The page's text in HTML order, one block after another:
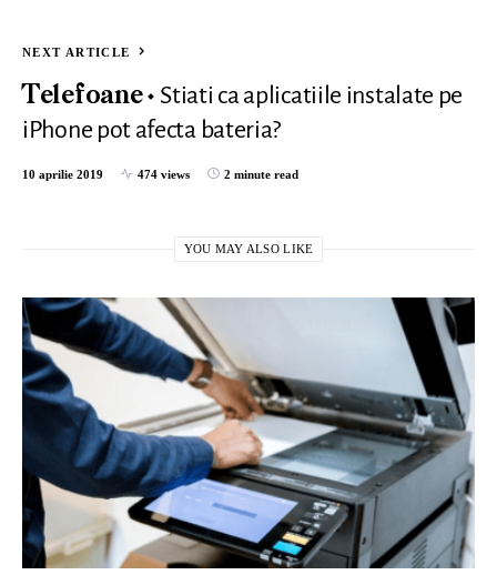
NEXT ARTICLE
Telefoane
Stiati ca aplicatiile instalate pe
iPhone pot afecta bateria?
10 aprilie 2019 474 views 2 minute read
YOU MAY ALSO LIKE